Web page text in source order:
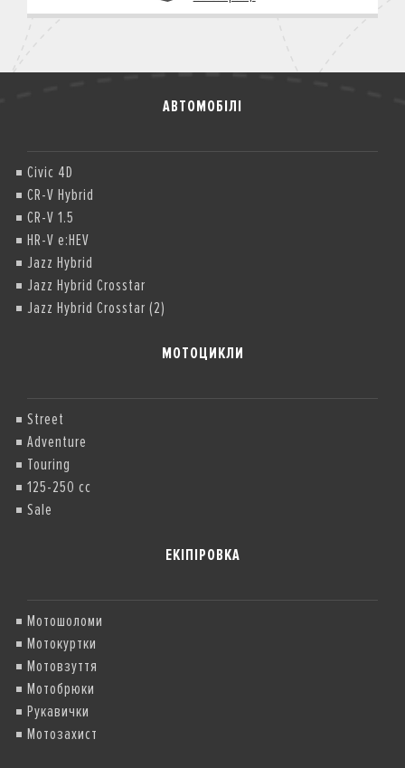
АВТОМОБІЛІ
Civic 4D
CR-V Hybrid
CR-V 1.5
HR-V e:HEV
Jazz Hybrid
Jazz Hybrid Crosstar
Jazz Hybrid Crosstar (2)
МОТОЦИКЛИ
Street
Adventure
Touring
125-250 cc
Sale
ЕКІПІРОВКА
Мотошоломи
Мотокуртки
Мотовзуття
Мотобрюки
Рукавички
Мотозахист